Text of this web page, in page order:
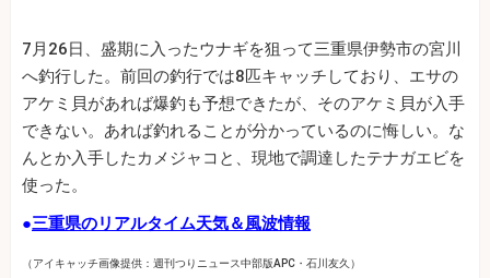
7月26日、盛期に入ったウナギを狙って三重県伊勢市の宮川
へ釣行した。前回の釣行では8匹キャッチしており、エサの
アケミ貝があれば爆釣も予想できたが、そのアケミ貝が入手
できない。あれば釣れることが分かっているのに悔しい。な
んとか入手したカメジャコと、現地で調達したテナガエビを
使った。
●三重県のリアルタイム天気＆風波情報
（アイキャッチ画像提供：週刊つりニュース中部版APC・石川友久）